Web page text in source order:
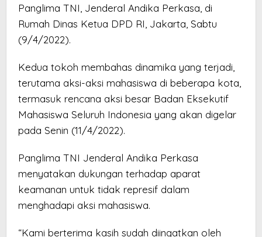
Panglima TNI, Jenderal Andika Perkasa, di
Rumah Dinas Ketua DPD RI, Jakarta, Sabtu
(9/4/2022).
Kedua tokoh membahas dinamika yang terjadi,
terutama aksi-aksi mahasiswa di beberapa kota,
termasuk rencana aksi besar Badan Eksekutif
Mahasiswa Seluruh Indonesia yang akan digelar
pada Senin (11/4/2022).
Panglima TNI Jenderal Andika Perkasa
menyatakan dukungan terhadap aparat
keamanan untuk tidak represif dalam
menghadapi aksi mahasiswa.
“Kami berterima kasih sudah diingatkan oleh